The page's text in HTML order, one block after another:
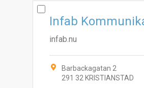
Infab
infab.nu
Barbackagatan 2
291 32 KRISTIANSTAD